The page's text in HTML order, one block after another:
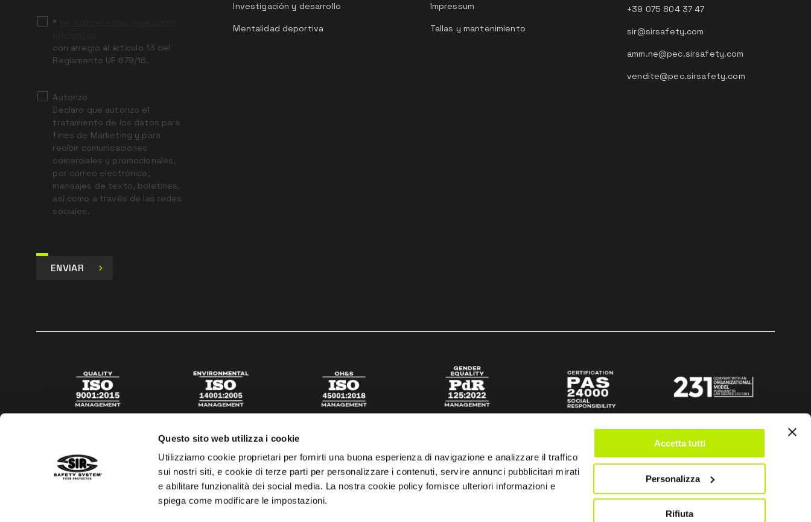
Questo sito web utilizza i cookie
Utilizziamo cookie proprietari per fornirti una buona esperienza di navigazione e analizzare il traffico
sui nostri siti, e cookie di terze parti per personalizzare i contenuti, servire annunci pubblicitari mirati
e abilitare funzionalità dei social media. La nostra cookie policy fornisce ulteriori informazioni e
spiega come modificare le impostazioni.
Accetta tutti
Personalizza
Rifiuta
*
con arreglo al artículo 13 del
Reglamento UE 679/16.
Autorizo
Declaro que autorizo el
tratamiento de los datos para
fines de Marketing y para
recibir comunicaciones
comerciales y promocionales,
por correo electrónico,
mensajes de texto, boletines,
así como a través de las redes
sociales.
ENVIAR
Investigación y desarrollo
Mentalidad deportiva
Impressum
Tallas y mantenimiento
+39 075 804 37 47
sir@sirsafety.com
amm.ne@pec.sirsafety.com
vendite@pec.sirsafety.com